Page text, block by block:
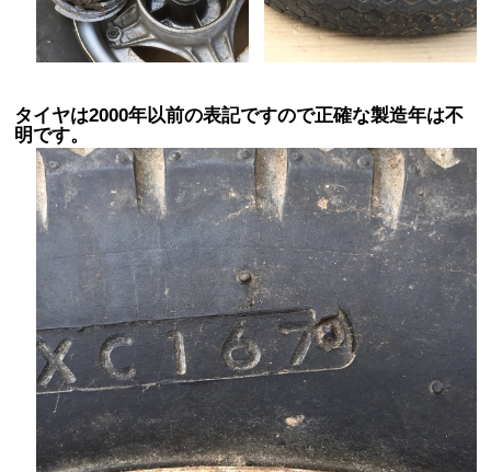
タイヤは2000年以前の表記ですので正確な製造年は不
明です。